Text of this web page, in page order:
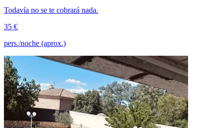
Todavía no se te cobrará nada.
35 €
pers./noche (aprox.)